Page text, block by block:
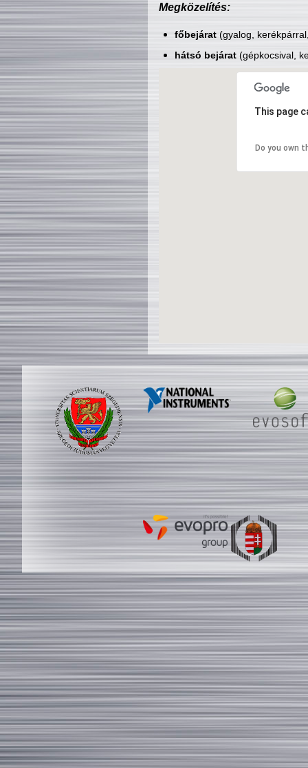
Megközelítés:
főbejárat(gyalog,
hátsó bejárat(gépkocsival,
This page
Do you own